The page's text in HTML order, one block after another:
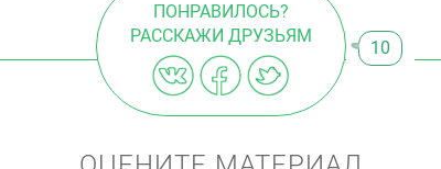
ПОНРАВИЛОСЬ?
РАССКАЖИ ДРУЗЬЯМ
10